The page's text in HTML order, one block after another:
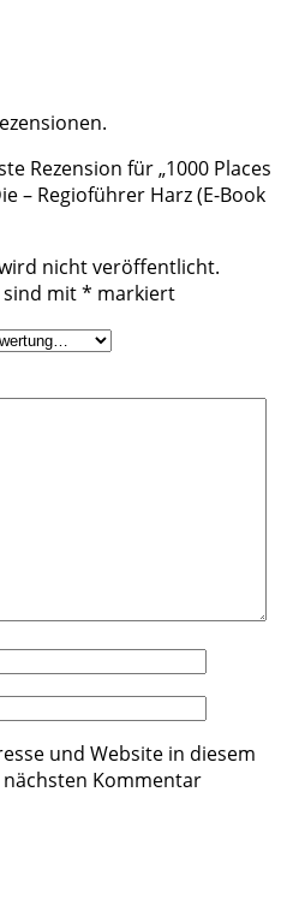
Rezension für „1000 Places
– Regioführer Harz (E-Book
nicht veröffentlicht.
sind mit* markiert
und Website in diesem
Kommentar